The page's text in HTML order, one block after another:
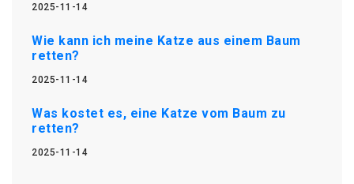
2025-11-14
Wie kann ich meine Katze aus einem Baum
retten?
2025-11-14
Was kostet es, eine Katze vom Baum zu
retten?
2025-11-14